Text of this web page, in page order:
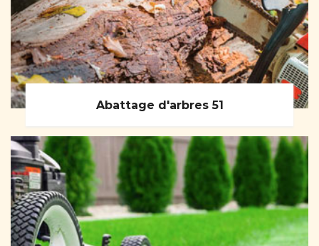
Abattage d'arbres 51